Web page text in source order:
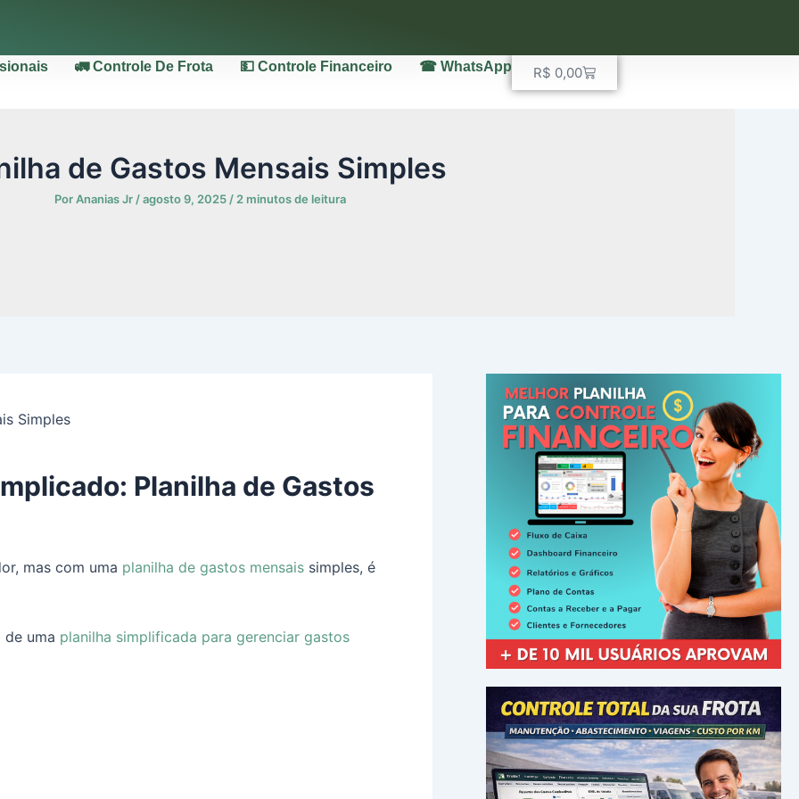
🚛 Controle De Frota 💵 Controle Financeiro ☎ WhatsApp R$ 0,00Carrinho
de Gastos Mensais Simples
PorAnanias Jr /agosto 9, 2025 / 2 minutos de leitura
Simples
Planilha de Gastos
mas com uma planilha de gastos mensais simples, é
uma planilha simplificada para gerenciar gastos